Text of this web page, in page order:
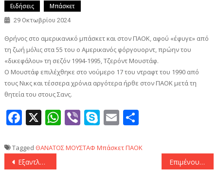
Ειδήσεις Μπάσκετ
29 Οκτωβρίου 2024
Θρήνος στο αμερικανικό μπάσκετ και στον ΠΑΟΚ, αφού «έφυγε» από
τη ζωή μόλις στα 55 του ο Αμερικανός φόργουορντ, πρώην του
«δικεφάλου» τη σεζόν 1994-1995, Τζερόντ Μουστάφ.
Ο Μουστάφ επιλέχθηκε στο νούμερο 17 του ντραφτ του 1990 από
τους Νικς και τέσσερα χρόνια αργότερα ήρθε στον ΠΑΟΚ μετά τη
θητεία του στους Σανς.
Facebook
X WhatsApp
ViberSkype
Email
Tagged ΘΑΝΑΤΟΣΜΟΥΣΤΑΦ ΜπάσκετΠΑΟΚ
Πλοήγηση
Εξαντλήθηκαν τα εισιτήρια του αποψινού αγώνα του Ολυμπιακού με τη Ρεάλ Μαδρίτης Επιμένουν οι Μεξικανοί: «Πολύ κοντά στην Τσίβας ο Αλμέιδα»